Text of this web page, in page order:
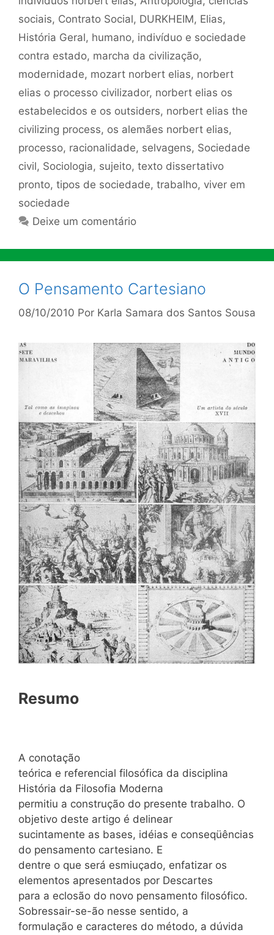
sociais, Contrato Social, DURKHEIM, Elias,
História Geral, humano, indivíduo e sociedade
contra estado, marcha da civilização,
modernidade, mozart norbert elias, norbert
elias o processo civilizador, norbert elias os
estabelecidos e os outsiders, norbert elias the
civilizing process, os alemães norbert elias,
processo, racionalidade, selvagens, Sociedade
civil, Sociologia, sujeito, texto dissertativo
pronto, tipos de sociedade, trabalho, viver em
sociedade
Deixe um comentário
O Pensamento Cartesiano
08/10/2010 Por Karla Samara dos Santos Sousa
Resumo
A conotação
teórica e referencial filosófica da disciplina
História da Filosofia Moderna
permitiu a construção do presente trabalho. O
objetivo deste artigo é delinear
sucintamente as bases, idéias e conseqüências
do pensamento cartesiano. E
dentre o que será esmiuçado, enfatizar os
elementos apresentados por Descartes
para a eclosão do novo pensamento filosófico.
Sobressair-se-ão nesse sentido, a
formulação e caracteres do método, a dúvida